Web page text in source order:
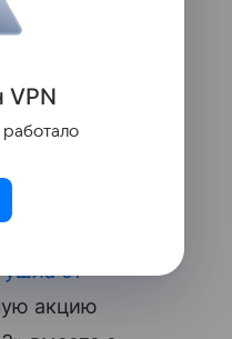
люблю
ушла от
акцию
VPN